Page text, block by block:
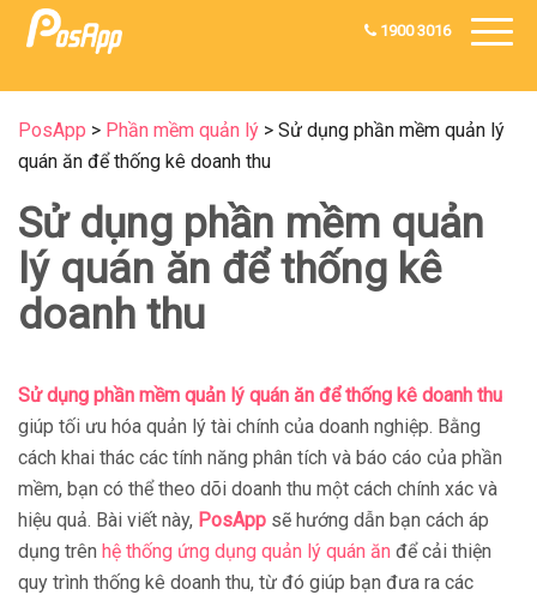
1900 3016
PosApp > Phần mềm quản lý > Sử dụng phần mềm quản lý
quán ăn để thống kê doanh thu
Sử dụng phần mềm quản
lý quán ăn để thống kê
doanh thu
Sử dụng phần mềm quản lý quán ăn để thống kê doanh thu
giúp tối ưu hóa quản lý tài chính của doanh nghiệp. Bằng
cách khai thác các tính năng phân tích và báo cáo của phần
mềm, bạn có thể theo dõi doanh thu một cách chính xác và
hiệu quả. Bài viết này, PosApp sẽ hướng dẫn bạn cách áp
dụng trên hệ thống ứng dụng quản lý quán ăn để cải thiện
quy trình thống kê doanh thu, từ đó giúp bạn đưa ra các